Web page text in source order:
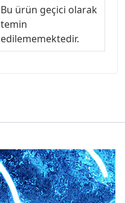
Bu ürün geçici olarak
temin
edilememektedir.